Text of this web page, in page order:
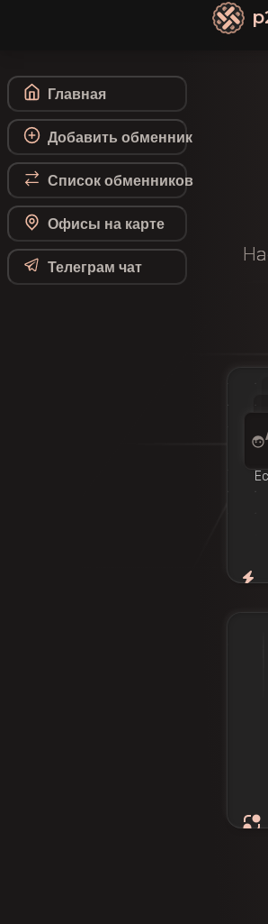
Главная
Добавить обменник
Список обменников
Офисы на карте
Телеграм чат